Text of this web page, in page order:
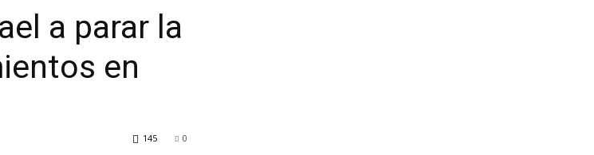
a parar la
en
0
145